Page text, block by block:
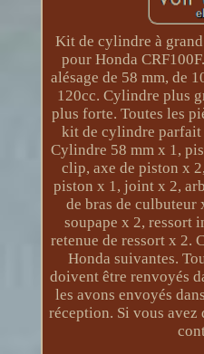
Kit de cylindre à
pour Honda
alésage de 58 mm, de
120cc. Cylindre plus
plus forte. Toutes les
kit de cylindre parfait
Cylindre 58 mm x 1,
clip, axe de piston x
piston x 1, joint x 2,
de bras de culbuteur
soupape x 2, ressort
retenue de ressort x 2.
Honda suivantes.
doivent être renvoyés
les avons envoyés
réception. Si vous avez